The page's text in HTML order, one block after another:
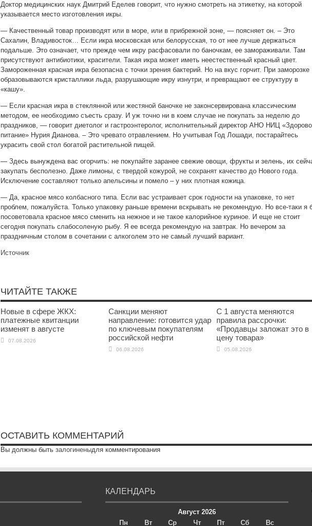
Доктор медицинских наук Дмитрий Еделев говорит, что нужно смотреть на этикетку, на которой
указывается место изготовления икры.
— Качественный товар производят или в море, или в прибрежной зоне, — поясняет он. – Это
Сахалин, Владивосток… Если икра московская или белорусская, то от нее лучше держаться
подальше. Это означает, что прежде чем икру расфасовали по баночкам, ее замораживали. Там
присутствуют антибиотики, красители. Такая икра может иметь неестественный красный цвет.
Замороженная красная икра безопасна с точки зрения бактерий. Но на вкус горчит. При заморозке
образовываются кристаллики льда, разрушающие икру изнутри, и превращают ее структуру в
«кашу».
— Если красная икра в стеклянной или жестяной баночке не законсервирована классическим
методом, ее необходимо съесть сразу. И уж точно ни в коем случае не покупать за неделю до
праздников, — говорит диетолог и гастроэнтеролог, исполнительный директор АНО НИЦ
питание» Нурия Дианова. – Это чревато отравлением. Но учитывая Год Лошади, постарайтесь
украсить свой стол богатой растительной пищей.
— Здесь вынуждена вас огорчить: не покупайте заранее свежие овощи, фрукты и зелень, их
закупать бесполезно. Даже лимоны, с твердой кожурой, не сохранят качество до Нового года.
Исключение составляют только апельсины и помело – у них плотная кожица.
— Да, красное мясо колбасного типа. Если вас устраивает срок годности на упаковке, то нет
проблем, пожалуйста. Только упаковку раньше времени вскрывать не рекомендую. Но все-таки я
посоветовала красное мясо сменить на нежное и не такое калорийное куриное. И еще не стоит
сегодня покупать слабосоленую рыбу. Я ее всегда рекомендую на завтрак. Но вечером за
праздничным столом в сочетании с алкоголем это не самый лучший вариант.
Источник
ЧИТАЙТЕ ТАКЖЕ
Новые в сфере ЖКХ:
платежные квитанции
изменят в августе
07.08.2026
Санкции меняют
направление: готовится удар
по ключевым покупателям
российской нефти
06.08.2026
С 1 августа меняются
правила рассрочки:
«Продавцы заложат это в
цену товара»
05.08.2026
ОСТАВИТЬ КОММЕНТАРИЙ
Вы должны быть залогиненыдля комментирования
КАЛЕНДАРЬ
Август 2026
Пн
Вт Ср Чт Пт Сб Вс